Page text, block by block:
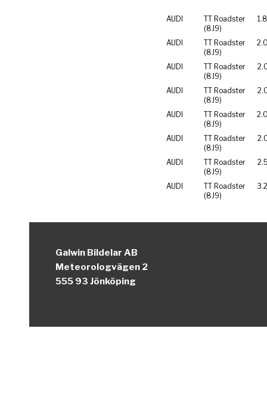
AUDI
TT Roadster
(8J9)
AUDI
TT Roadster
(8J9)
AUDI
TT Roadster
(8J9)
AUDI
TT Roadster
(8J9)
AUDI
TT Roadster
(8J9)
AUDI
TT Roadster
(8J9)
AUDI
TT Roadster
(8J9)
AUDI
TT Roadster
(8J9)
Galwin Bildelar AB
Meteorologvägen 2
555 93 Jönköping